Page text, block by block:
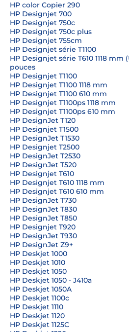
HP color Copier 290
HP Designjet 700
HP Designjet 750c
HP Designjet 750c plus
HP Designjet 755cm
HP Designjet série T1100
HP Designjet série T610 1118 mm
pouces
HP Designjet T1100
HP Designjet T1100 1118 mm
HP Designjet T1100 610 mm
HP Designjet T1100ps 1118 mm
HP Designjet T1100ps 610 mm
HP DesignJet T120
HP Designjet T1500
HP DesignJet T1530
HP Designjet T2500
HP DesignJet T2530
HP DesignJet T520
HP Designjet T610
HP Designjet T610 1118 mm
HP Designjet T610 610 mm
HP DesignJet T730
HP DesignJet T830
HP DesignJet T850
HP Designjet T920
HP DesignJet T930
HP DesignJet Z9+
HP Deskjet 1000
HP Deskjet 1010
HP Deskjet 1050
HP Deskjet 1050 - J410a
HP Deskjet 1050A
HP Deskjet 1100c
HP Deskjet 1110
HP Deskjet 1120
HP Deskjet 1125C